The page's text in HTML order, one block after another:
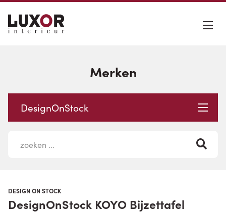
Merken
DesignOnStock
DESIGN ON STOCK
DesignOnStock KOYO Bijzettafel